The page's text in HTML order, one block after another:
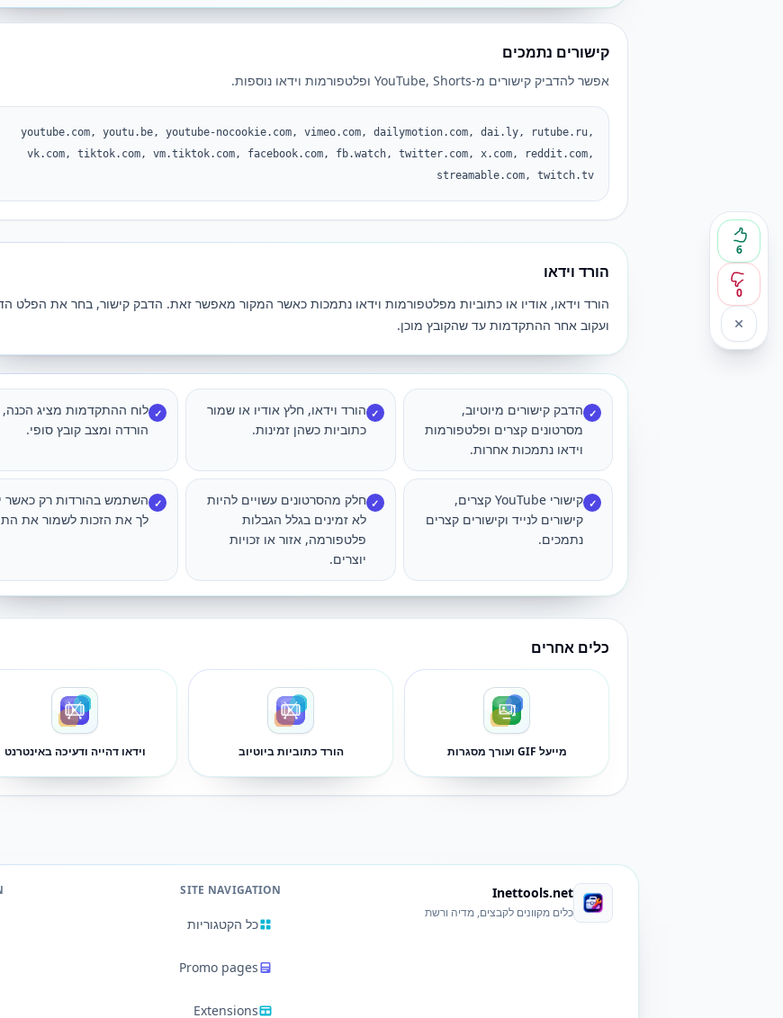
6
0
קישורים נתמכים
אפשר להדביק קישורים מ-YouTube, Shorts ופלטפורמות וידאו נוספות.
youtube.com, youtu.be, youtube-nocookie.com, vimeo.com, dailymotion.com, dai.ly, rutube.ru,
vk.com, tiktok.com, vm.tiktok.com, facebook.com, fb.watch, twitter.com, x.com, reddit.com,
streamable.com, twitch.tv
הורד וידאו
הורד וידאו, אודיו או כתוביות מפלטפורמות וידאו נתמכות כאשר המקור מאפשר זאת. הדבק קישור, בחר את הפלט
ועקוב אחר ההתקדמות עד שהקובץ מוכן.
✓ הדבק קישורים מיוטיוב,
מסרטונים קצרים ופלטפורמות
וידאו נתמכות אחרות.
✓ הורד וידאו, חלץ אודיו או שמור
כתוביות כשהן זמינות.
✓ לוח ההתקדמות מציג הכנה,
הורדה ומצב קובץ סופי.
✓
קישורי YouTube קצרים,
קישורים לנייד וקישורים קצרים
נתמכים.
✓ חלק מהסרטונים עשויים להיות
לא זמינים בגלל הגבלות
פלטפורמה, אזור או זכויות
יוצרים.
✓ השתמש בהורדות רק כאשר
לך את הזכות לשמור את
כלים אחרים
מייעל GIF ועורך מסגרות הורד כתוביות ביוטיוב וידאו דהייה ודעיכה באינטרנט
Inettools.net
כלים מקוונים לקבצים, מדיה ורשת
SITE NAVIGATION
כל הקטגוריות
Promo pages
Extensions